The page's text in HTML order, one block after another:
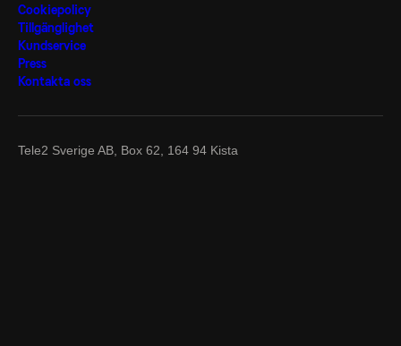
Cookiepolicy
Tillgänglighet
Kundservice
Press
Kontakta oss
Tele2 Sverige AB, Box 62, 164 94 Kista